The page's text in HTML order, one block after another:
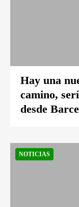
Hay una
camino,
desde
NOTICIAS